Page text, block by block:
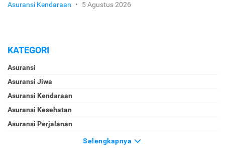
Asuransi Kendaraan • 5 Agustus 2026
KATEGORI
Asuransi
Asuransi Jiwa
Asuransi Kendaraan
Asuransi Kesehatan
Asuransi Perjalanan
Selengkapnya